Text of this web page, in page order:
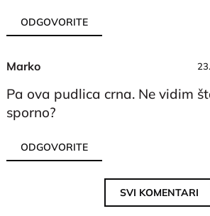
ODGOVORITE
Marko
Pa ova pudlica crna. Ne vidim
sporno?
ODGOVORITE
SVI KOMENTARI